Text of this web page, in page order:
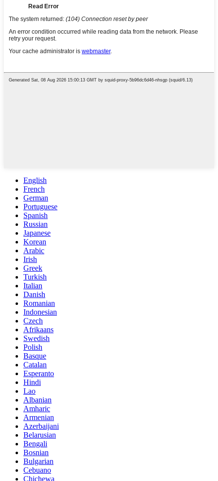
English
French
German
Portuguese
Spanish
Russian
Japanese
Korean
Arabic
Irish
Greek
Turkish
Italian
Danish
Romanian
Indonesian
Czech
Afrikaans
Swedish
Polish
Basque
Catalan
Esperanto
Hindi
Lao
Albanian
Amharic
Armenian
Azerbaijani
Belarusian
Bengali
Bosnian
Bulgarian
Cebuano
Chichewa